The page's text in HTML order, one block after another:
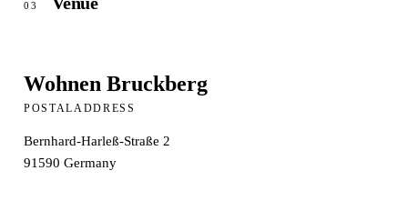
03
Wohnen Bruckberg
POSTALADDRESS
Bernhard-Harleß-Straße 2
91590 Germany